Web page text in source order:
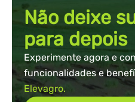
Não deixe
para depois
Experimente agora e
funcionalidades e
Elevagro.